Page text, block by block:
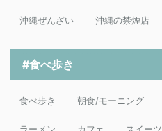
沖縄ぜんざい 沖縄の禁煙店
#食べ歩き
食べ歩き 朝食/モーニング